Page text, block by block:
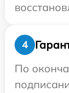
4
По